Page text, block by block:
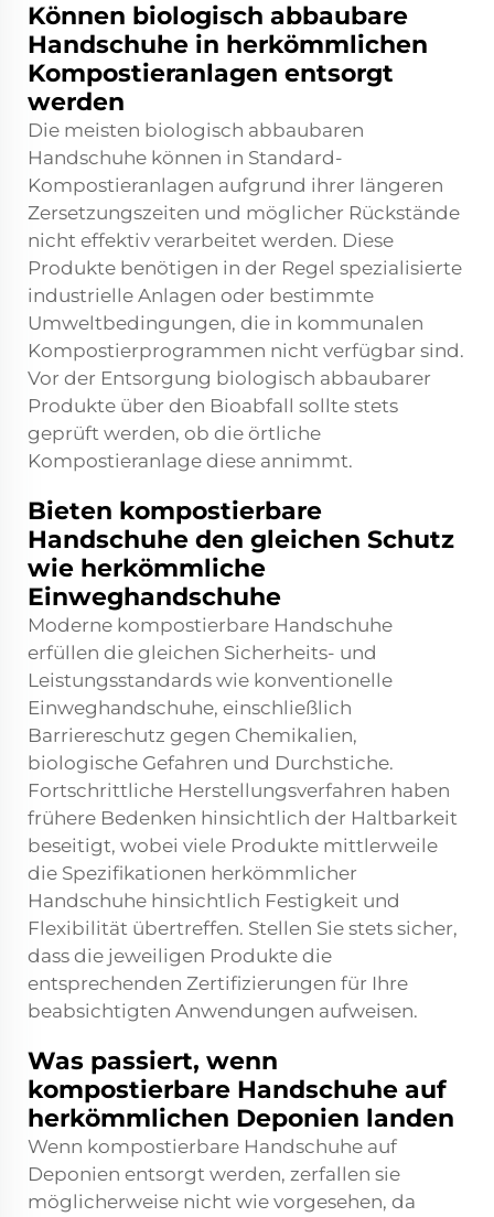
Können biologisch abbaubare
Handschuhe in herkömmlichen
Kompostieranlagen entsorgt
werden
Die meisten biologisch abbaubaren
Handschuhe können in Standard-
Kompostieranlagen aufgrund ihrer längeren
Zersetzungszeiten und möglicher Rückstände
nicht effektiv verarbeitet werden. Diese
Produkte benötigen in der Regel spezialisierte
industrielle Anlagen oder bestimmte
Umweltbedingungen, die in kommunalen
Kompostierprogrammen nicht verfügbar sind.
Vor der Entsorgung biologisch abbaubarer
Produkte über den Bioabfall sollte stets
geprüft werden, ob die örtliche
Kompostieranlage diese annimmt.
Bieten kompostierbare
Handschuhe den gleichen Schutz
wie herkömmliche
Einweghandschuhe
Moderne kompostierbare Handschuhe
erfüllen die gleichen Sicherheits- und
Leistungsstandards wie konventionelle
Einweghandschuhe, einschließlich
Barriereschutz gegen Chemikalien,
biologische Gefahren und Durchstiche.
Fortschrittliche Herstellungsverfahren haben
frühere Bedenken hinsichtlich der Haltbarkeit
beseitigt, wobei viele Produkte mittlerweile
die Spezifikationen herkömmlicher
Handschuhe hinsichtlich Festigkeit und
Flexibilität übertreffen. Stellen Sie stets sicher,
dass die jeweiligen Produkte die
entsprechenden Zertifizierungen für Ihre
beabsichtigten Anwendungen aufweisen.
Was passiert, wenn
kompostierbare Handschuhe auf
herkömmlichen Deponien landen
Wenn kompostierbare Handschuhe auf
Deponien entsorgt werden, zerfallen sie
möglicherweise nicht wie vorgesehen, da